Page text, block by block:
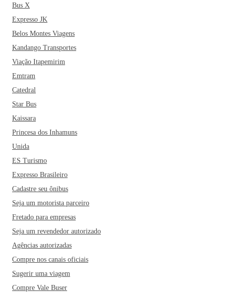
Bus X
Expresso JK
Belos Montes Viagens
Kandango Transportes
Viação Itapemirim
Emtram
Catedral
Star Bus
Kaissara
Princesa dos Inhamuns
Unida
ES Turismo
Expresso Brasileiro
Cadastre seu ônibus
Seja um motorista parceiro
Fretado para empresas
Seja um revendedor autorizado
Agências autorizadas
Compre nos canais oficiais
Sugerir uma viagem
Compre Vale Buser